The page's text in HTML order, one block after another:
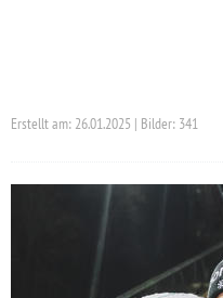
Erstellt am: 26.01.2025 | Bilder: 341